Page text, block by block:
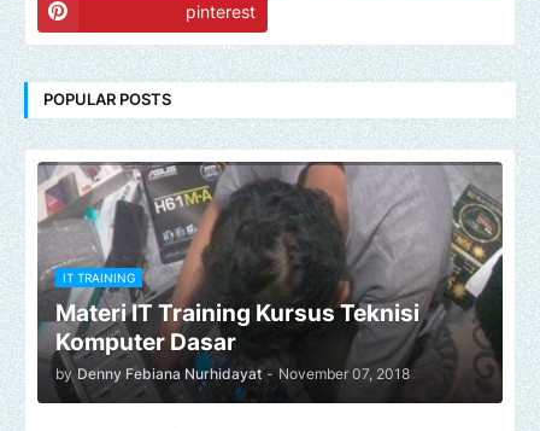
pinterest
POPULAR POSTS
IT TRAINING
Materi IT Training Kursus Teknisi
Komputer Dasar
by Denny Febiana Nurhidayat - November 07, 2018